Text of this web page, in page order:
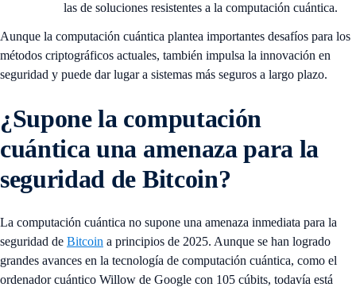
las de soluciones resistentes a la computación cuántica.
Aunque la computación cuántica plantea importantes desafíos para los
métodos criptográficos actuales, también impulsa la innovación en
seguridad y puede dar lugar a sistemas más seguros a largo plazo.
¿Supone la computación
cuántica una amenaza para la
seguridad de Bitcoin?
La computación cuántica no supone una amenaza inmediata para la
seguridad de Bitcoin a principios de 2025. Aunque se han logrado
grandes avances en la tecnología de computación cuántica, como el
ordenador cuántico Willow de Google con 105 cúbits, todavía está